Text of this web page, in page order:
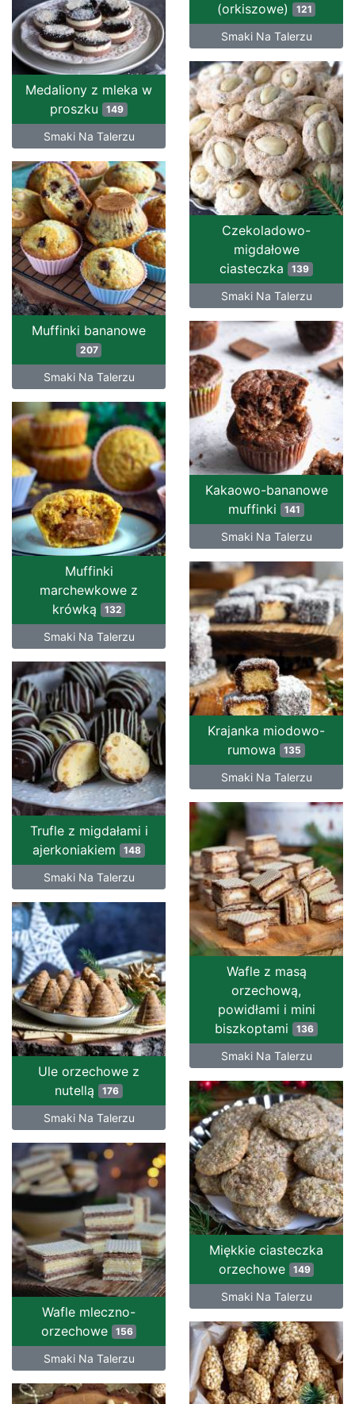
(orkiszowe)
121
Smaki Na Talerzu
Medaliony z mleka w
proszku 149
Smaki Na Talerzu
Czekoladowo-
migdałowe
ciasteczka 139
Smaki Na Talerzu
Muffinki bananowe
207
Smaki Na Talerzu
Kakaowo-bananowe
muffinki 141
Smaki Na Talerzu
Muffinki
marchewkowe z
krówką
132
Smaki Na Talerzu
Krajanka miodowo-
rumowa 135
Smaki Na Talerzu
Trufle z migdałami i
ajerkoniakiem 148
Smaki Na Talerzu
Wafle z masą
orzechową,
powidłami i mini
biszkoptami 136
Smaki Na Talerzu
Ule orzechowe z
nutellą 176
Smaki Na Talerzu
Miękkie ciasteczka
orzechowe
149
Smaki Na Talerzu
Wafle mleczno-
orzechowe
156
Smaki Na Talerzu